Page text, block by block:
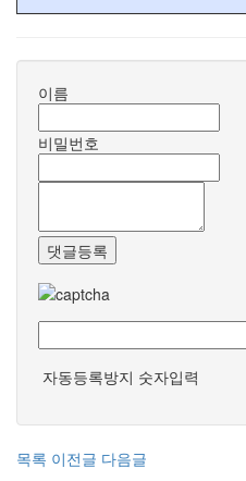
이름
비밀번호
댓글등록
자동등록방지 숫자입력
목록 이전글 다음글